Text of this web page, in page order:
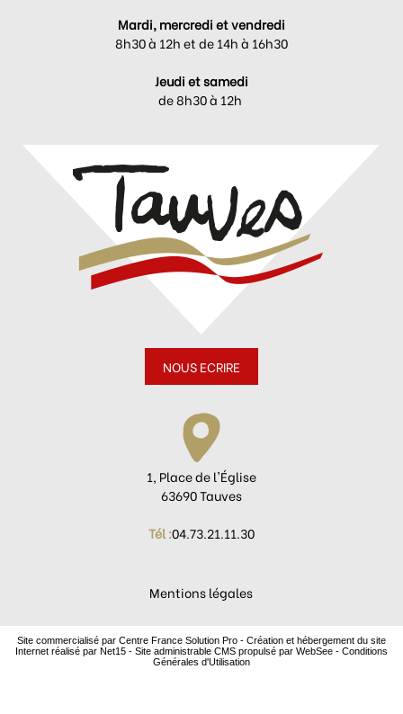
Mardi, mercredi et vendredi
8h30 à 12h et de 14h à 16h30
Jeudi et samedi
de 8h30 à 12h
NOUS ECRIRE
1, Place de l'Église
63690 Tauves
Tél :04.73.21.11.30
Mentions légales
Site commercialisé par Centre France Solution Pro - Création et hébergement du site
Internet réalisé par Net15 - Site administrable CMS propulsé par WebSee - Conditions
Générales d'Utilisation